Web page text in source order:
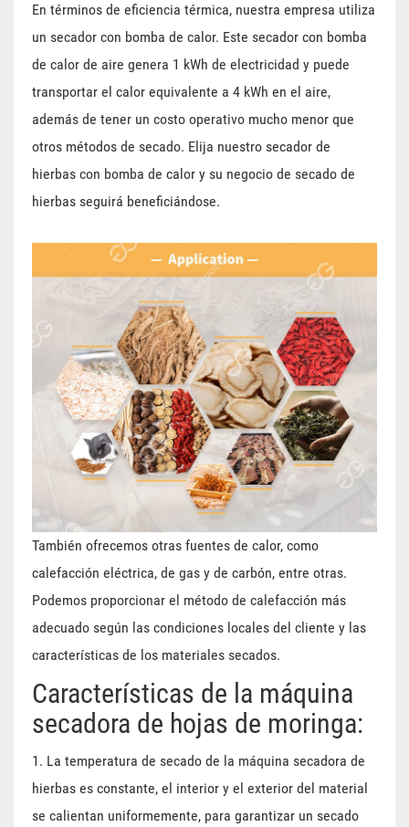
En términos de eficiencia térmica, nuestra empresa utiliza
un secador con bomba de calor. Este secador con bomba
de calor de aire genera 1 kWh de electricidad y puede
transportar el calor equivalente a 4 kWh en el aire,
además de tener un costo operativo mucho menor que
otros métodos de secado. Elija nuestro secador de
hierbas con bomba de calor y su negocio de secado de
hierbas seguirá beneficiándose.
También ofrecemos otras fuentes de calor, como
calefacción eléctrica, de gas y de carbón, entre otras.
Podemos proporcionar el método de calefacción más
adecuado según las condiciones locales del cliente y las
características de los materiales secados.
Características de la máquina
secadora de hojas de moringa:
1. La temperatura de secado de la máquina secadora de
hierbas es constante, el interior y el exterior del material
se calientan uniformemente, para garantizar un secado